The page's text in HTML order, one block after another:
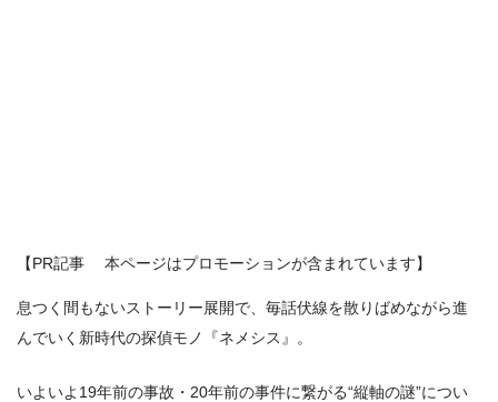
【PR記事 本ページはプロモーションが含まれています】
息つく間もないストーリー展開で、毎話伏線を散りばめながら進
んでいく新時代の探偵モノ『ネメシス』。
いよいよ19年前の事故・20年前の事件に繋がる“縦軸の謎”につい